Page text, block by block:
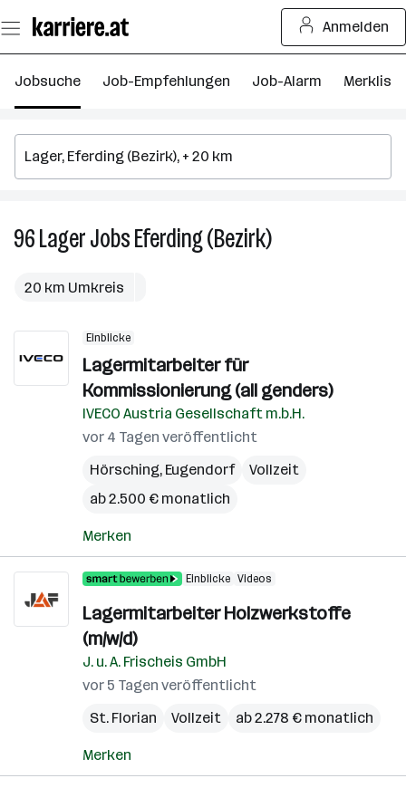
Seiteninhalt
springen
Anmelden
Jobsuche Job-Empfehlungen Job-Alarm Merkliste
96LagerJobsEferding (Bezirk)96
20 km Umkreis
Einblicke
Lagermitarbeiter für
Kommissionierung (all genders)
IVECO Austria Gesellschaft m.b.H.
vor 4 Tagen veröffentlicht
Hörsching, Eugendorf
Vollzeit
ab 2.500 € monatlich
Merken
Einblicke Videos
Lagermitarbeiter Holzwerkstoffe
(m/w/d)
J. u. A. Frischeis GmbH
vor 5 Tagen veröffentlicht
St. Florian
Vollzeit ab 2.278 € monatlich
Merken